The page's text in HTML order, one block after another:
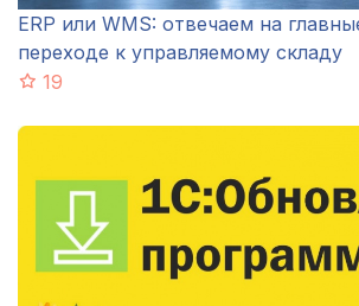
ERP или WMS: отвечаем на
переходе к управляемому складу
19